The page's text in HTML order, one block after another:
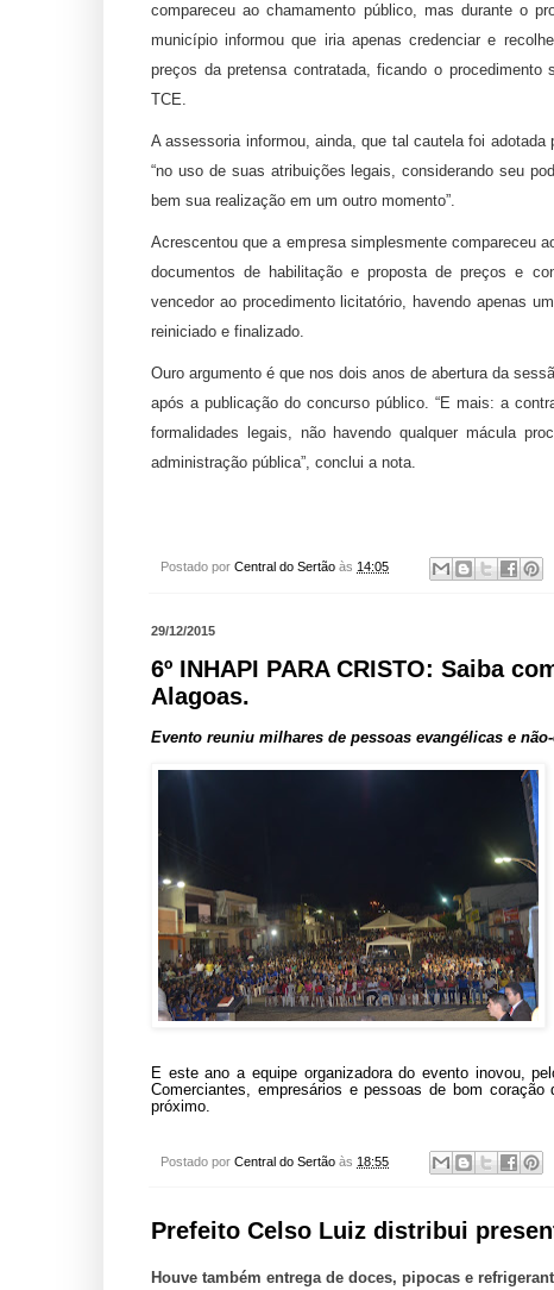
compareceu ao chamamento público, mas durante o
município informou que iria apenas credenciar e
preços da pretensa contratada, ficando o
TCE.
A assessoria informou, ainda, que tal cautela foi
“no uso de suas atribuições legais, considerando seu
bem sua realização em um outro momento”.
Acrescentou que a empresa simplesmente compareceu
documentos de habilitação e proposta de preços e
vencedor ao procedimento licitatório, havendo apenas
reiniciado e finalizado.
Ouro argumento é que nos dois anos de abertura da
após a publicação do concurso público. “E mais: a
formalidades legais, não havendo qualquer mácula
administração pública”, conclui a nota.
Postado por Central do Sertão às 14:05
29/12/2015
6º INHAPI PARA CRISTO: Saiba
Alagoas.
Evento reuniu milhares de pessoas evangélicas e
E este ano a equipe organizadora do evento inovou,
Comerciantes, empresários e pessoas de bom
próximo.
Postado por Central do Sertão às 18:55
Prefeito Celso Luiz distribui
Houve também entrega de doces, pipocas e